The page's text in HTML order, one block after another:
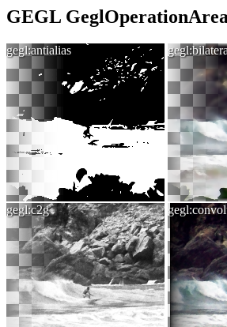
GEGL
gegl:antialias
gegl:c2g